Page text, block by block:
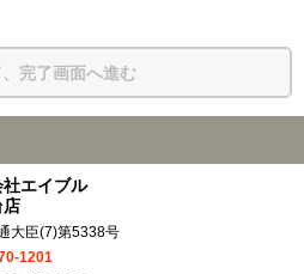
、完了画面へ進む
エイブル
店
大臣(7)第5338号
1201